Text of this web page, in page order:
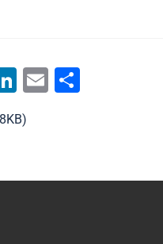
LinkedIn
Email